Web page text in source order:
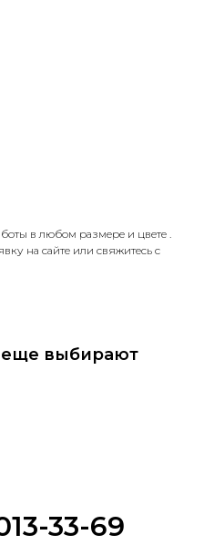
в любом размере и цвете .
на сайте или свяжитесь с
еще выбирают
33-69